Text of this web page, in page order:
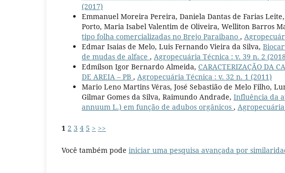
(2017)
Emmanuel Moreira Pereira, Daniela Dantas de Farias
Porto, Maria Isabel Valentim de Oliveira, Welliton Barros
tipo folha comercializadas no Brejo Paraibano ,
Edmar Isaias de Melo, Luis Fernando Vieira da Silva,
de mudas de alface , Agropecuária Técnica : v. 39 n. 2
Edmilson Igor Bernardo Almeida, CARACTERIZAÇÃO DA
DE AREIA – PB , Agropecuária Técnica : v. 32 n. 1 (2011)
Mario Leno Martins Véras, José Sebastião de Melo Filho,
Gilmar Gomes da Silva, Raimundo Andrade, Influência da
annuum L.) em função de adubos orgânicos , Agropecuária
1 2 3 4 5 > >>
Você também pode iniciar uma pesquisa avançada por